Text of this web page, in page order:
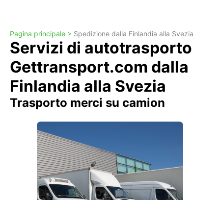
Pagina principale > Spedizione dalla Finlandia alla Svezia
Servizi di autotrasporto
Gettransport.com dalla
Finlandia alla Svezia
Trasporto merci su camion